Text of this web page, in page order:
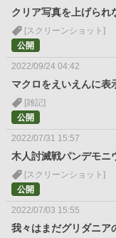
クリア写真を上げられ
[スクリーンショット]
公開
2022/09/24 04:42
マクロをえいえんに表
[雑記]
公開
2022/07/31 15:57
木人討滅戦パンデモニ
[スクリーンショット]
公開
2022/07/03 15:55
我々はまだグリダニア